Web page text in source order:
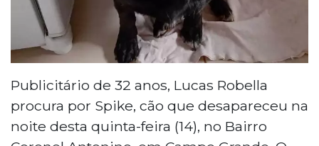
Publicitário de 32 anos, Lucas Robella
procura por Spike, cão que desapareceu na
noite desta quinta-feira (14), no Bairro